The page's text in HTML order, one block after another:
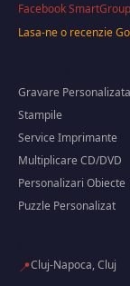
Facebook SmartGroup
Lasa-ne o recenzie
Gravare Personalizata
Stampile
Service Imprimante
Multiplicare CD/DVD
Personalizari Obiecte
Puzzle Personalizat
📍Cluj-Napoca, Cluj